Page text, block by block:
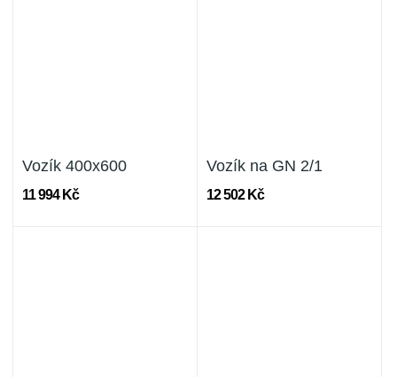
Vozík 400x600
11 994 Kč
Vozík na GN 2/1
12 502 Kč